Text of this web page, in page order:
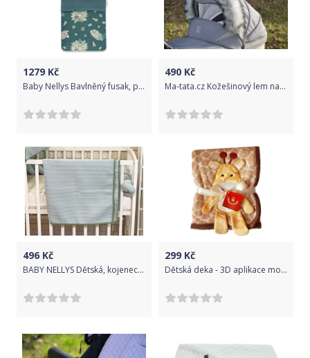
1279 Kč
Baby Nellys Bavlněný fusak, prošívaný velvet, 45 x 95 cm - Tropical Koala, zelená
490 Kč
Ma-tata.cz Kožešinový lem na kočárek Barva: 87MJ
496 Kč
BABY NELLYS Dětská, kojenecká deka 90 x 90 cm - vaflová, mátová
299 Kč
Dětská deka - 3D aplikace modrá příšerka